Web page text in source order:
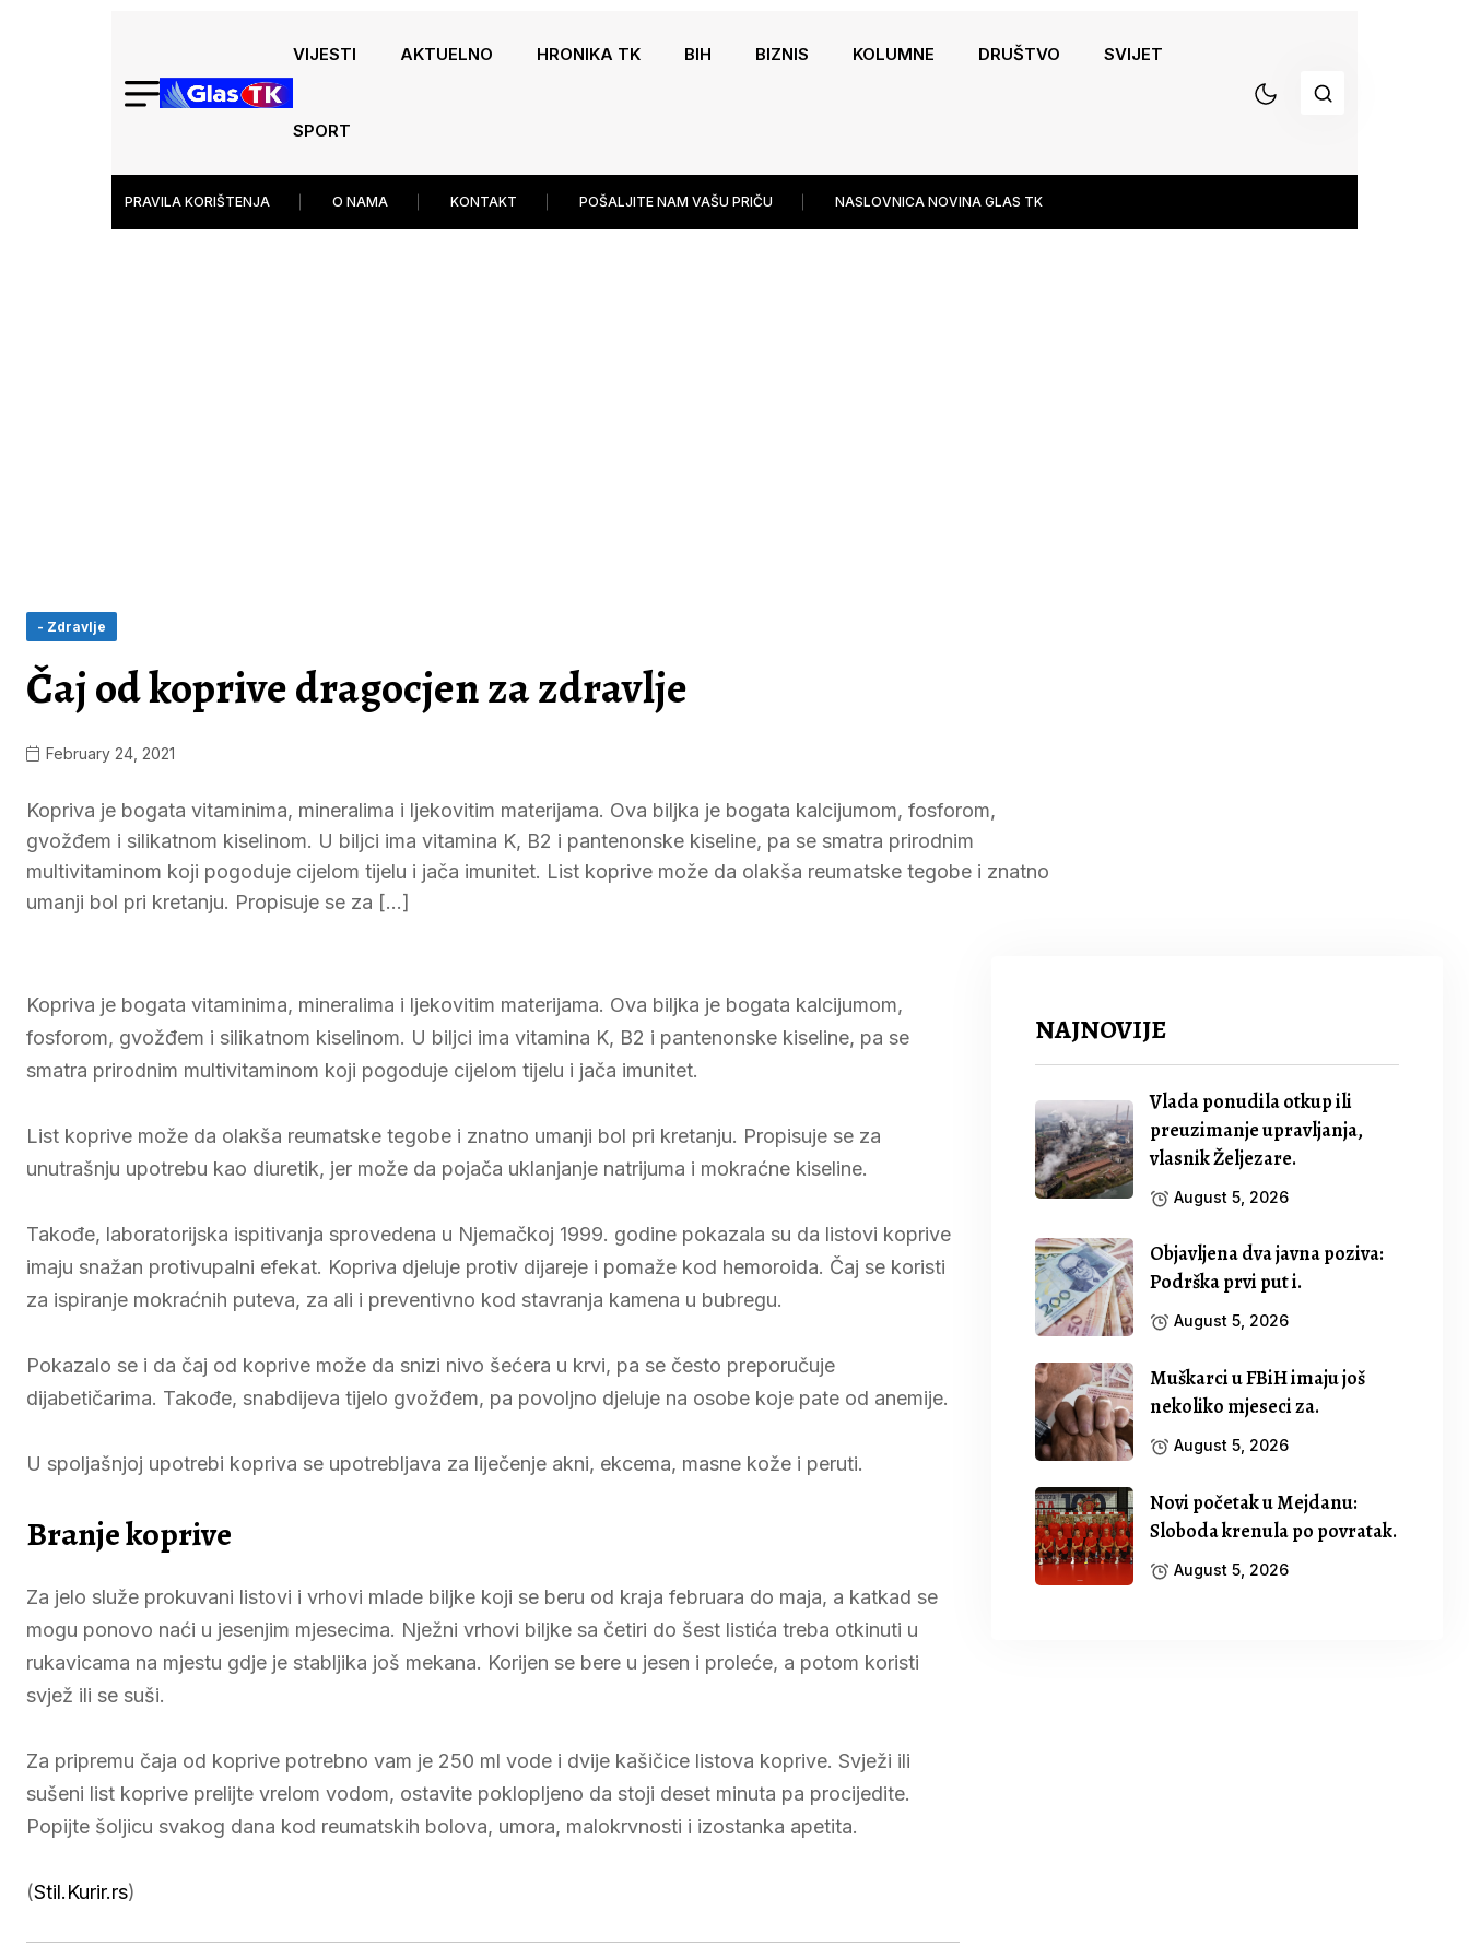
VIJESTI AKTUELNO HRONIKA TK BIH BIZNIS KOLUMNE DRUŠTVO SVIJET
SPORT
PRAVILA KORIŠTENJA O NAMA KONTAKT POŠALJITE NAM VAŠU PRIČU NASLOVNICA NOVINA GLAS TK
- Zdravlje
Čaj od koprive dragocjen za zdravlje
February 24, 2021
Kopriva je bogata vitaminima, mineralima i ljekovitim materijama. Ova biljka je bogata kalcijumom, fosforom,
gvožđem i silikatnom kiselinom. U biljci ima vitamina K, B2 i pantenonske kiseline, pa se smatra prirodnim
multivitaminom koji pogoduje cijelom tijelu i jača imunitet. List koprive može da olakša reumatske tegobe i znatno
umanji bol pri kretanju. Propisuje se za […]
Kopriva je bogata vitaminima, mineralima i ljekovitim materijama. Ova biljka je bogata kalcijumom,
fosforom, gvožđem i silikatnom kiselinom. U biljci ima vitamina K, B2 i pantenonske kiseline, pa se
smatra prirodnim multivitaminom koji pogoduje cijelom tijelu i jača imunitet.
List koprive može da olakša reumatske tegobe i znatno umanji bol pri kretanju. Propisuje se za
unutrašnju upotrebu kao diuretik, jer može da pojača uklanjanje natrijuma i mokraćne kiseline.
Takođe, laboratorijska ispitivanja sprovedena u Njemačkoj 1999. godine pokazala su da listovi koprive
imaju snažan protivupalni efekat. Kopriva djeluje protiv dijareje i pomaže kod hemoroida. Čaj se koristi
za ispiranje mokraćnih puteva, za ali i preventivno kod stavranja kamena u bubregu.
Pokazalo se i da čaj od koprive može da snizi nivo šećera u krvi, pa se često preporučuje
dijabetičarima. Takođe, snabdijeva tijelo gvožđem, pa povoljno djeluje na osobe koje pate od anemije.
U spoljašnjoj upotrebi kopriva se upotrebljava za liječenje akni, ekcema, masne kože i peruti.
Branje koprive
Za jelo služe prokuvani listovi i vrhovi mlade biljke koji se beru od kraja februara do maja, a katkad se
mogu ponovo naći u jesenjim mjesecima. Nježni vrhovi biljke sa četiri do šest listića treba otkinuti u
rukavicama na mjestu gdje je stabljika još mekana. Korijen se bere u jesen i proleće, a potom koristi
svjež ili se suši.
Za pripremu čaja od koprive potrebno vam je 250 ml vode i dvije kašičice listova koprive. Svježi ili
sušeni list koprive prelijte vrelom vodom, ostavite poklopljeno da stoji deset minuta pa procijedite.
Popijte šoljicu svakog dana kod reumatskih bolova, umora, malokrvnosti i izostanka apetita.
(Stil.Kurir.rs)
NAJNOVIJE
Vlada ponudila otkup ili
preuzimanje upravljanja,
vlasnik Željezare.
August 5, 2026
Objavljena dva javna poziva:
Podrška prvi put i.
August 5, 2026
Muškarci u FBiH imaju još
nekoliko mjeseci za.
August 5, 2026
Novi početak u Mejdanu:
Sloboda krenula po povratak.
August 5, 2026